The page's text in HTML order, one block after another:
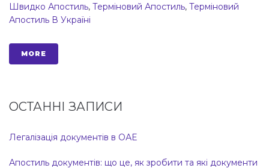
Швидко Апостиль, Терміновий Апостиль, Терміновий
Апостиль В Україні
MORE
ОСТАННІ ЗАПИСИ
Легалізація документів в ОАЕ
Апостиль документів: що це, як зробити та які документи